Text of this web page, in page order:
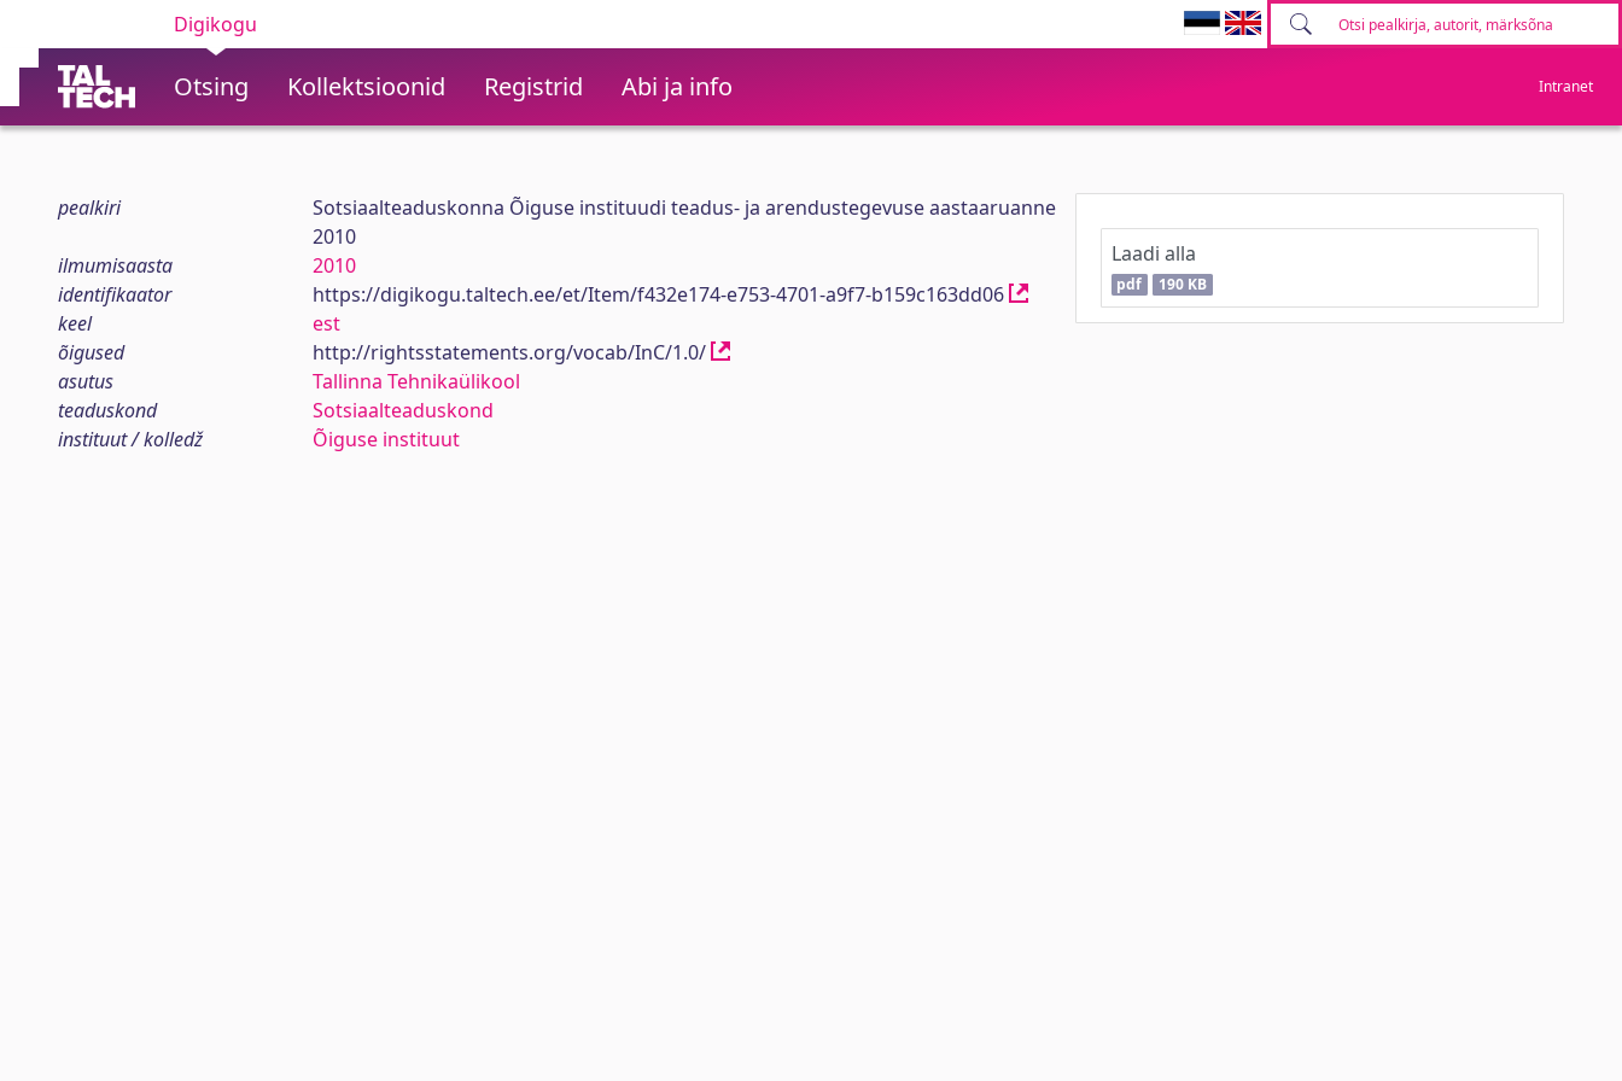
Digikogu
Otsing Kollektsioonid Registrid Abi ja info Intranet
pealkiri
Sotsiaalteaduskonna Õiguse instituudi teadus- ja arendustegevuse aastaaruanne
2010
ilmumisaasta
2010
identifikaator
https://digikogu.taltech.ee/et/Item/f432e174-e753-4701-a9f7-b159c163dd06
keel
est
õigused
http://rightsstatements.org/vocab/InC/1.0/
asutus
Tallinna Tehnikaülikool
teaduskond
Sotsiaalteaduskond
instituut / kolledž
Õiguse instituut
Laadi alla
pdf 190 KB